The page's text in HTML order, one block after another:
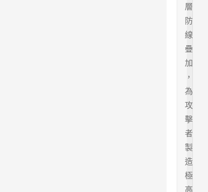
層
防
線
疊
加
，
為
攻
擊
者
製
造
極
高